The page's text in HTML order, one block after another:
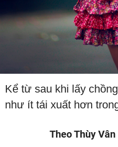
Kể từ sau khi lấy
như ít tái xuất hơn
Theo Thùy